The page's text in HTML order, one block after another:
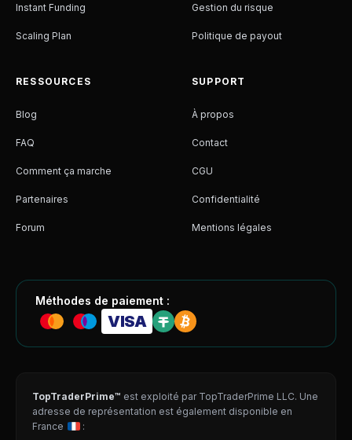
Instant Funding
Scaling Plan
Gestion du risque
Politique de payout
RESSOURCES
Blog
FAQ
Comment ça marche
Partenaires
Forum
SUPPORT
À propos
Contact
CGU
Confidentialité
Mentions légales
Méthodes de paiement :
VISA
TopTraderPrime™ est exploité par TopTraderPrime LLC. Une
adresse de représentation est également disponible en
France
: